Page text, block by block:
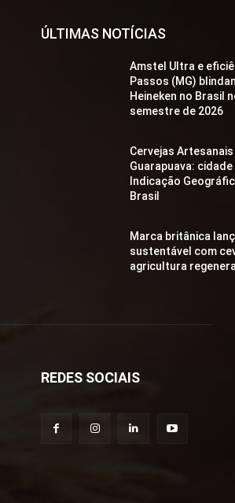
ÚLTIMAS NOTÍCIAS
Amstel Ultra e
Passos (MG)
Heineken no Brasil
semestre de 2026
Cervejas
Guarapuava:
Indicação
Brasil
Marca britânica
sustentável com
agricultura
REDES SOCIAIS